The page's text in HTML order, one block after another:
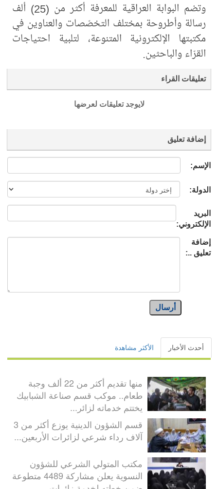
وتضم البوابة العراقية للمعرفة أكثر من (25) ألف
رسالة وأطروحة بمختلف التخصّصات والعناوين في
مكتبتها الإلكترونية المتنوعة، لتلبية احتياجات
القرّاء والباحثين.
تعليقات القراء
لايوجد تعليقات لعرضها
إضافة تعليق
الإسم:
الدولة:
البريد
الإلكتروني:
إضافة
تعليق ..:
أرسال
أحدث الأخبار الأكثر مشاهدة
منها تقديم أكثر من 22 ألف وجبة
طعام.. موكب قسم صناعة الشبابيك
يختتم خدماته لزائر...
قسم الشؤون الدينية يوزع أكثر من 3
آلاف رداء شرعي لزائرات الأربعين...
مكتب المتولي الشرعي للشؤون
النسوية يعلن مشاركة 4489 متطوعة